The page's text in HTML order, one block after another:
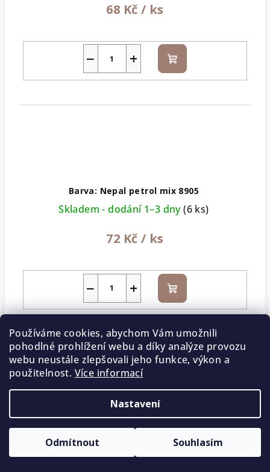
Používáme cookies, abychom Vám umožnili
pohodlné prohlížení webu a díky analýze provozu
webu neustále zlepšovali jeho funkce, výkon a
použitelnost. Více informací
Nastavení
Odmítnout Souhlasím
68 Kč / ks
+
− Do
košíku
Barva: Nepal petrol mix 8905
Skladem - dodání 1–3 dny(6 ks)
72 Kč / ks
+
− Do
košíku
Barva: Nepal les mix 8906
5 % SLEVA na první nákup